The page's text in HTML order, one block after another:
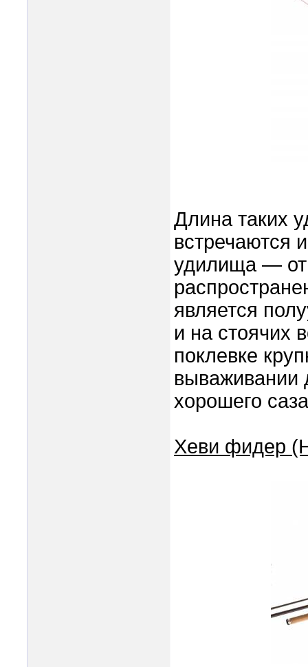
Длина таких
встречаются
удилища —
является
и на стоячих
поклевке
вываживании
хорошего
Хеви фидер